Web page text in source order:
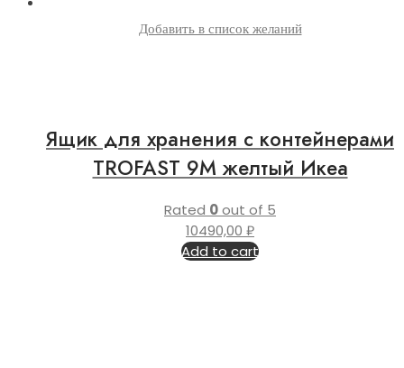
Добавить в список желаний
Ящик для хранения с контейнерами
TROFAST 9М желтый Икеа
Rated 0out of 5
10490,00 ₽
Add to cart